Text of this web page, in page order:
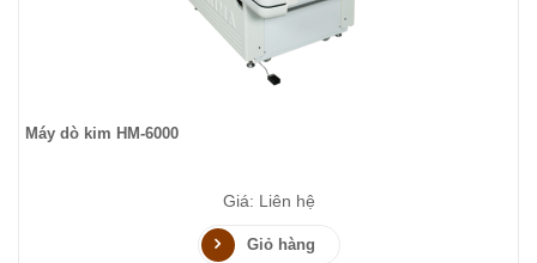
Máy dò kim HM-6000
Giá: Liên hệ
Giỏ hàng